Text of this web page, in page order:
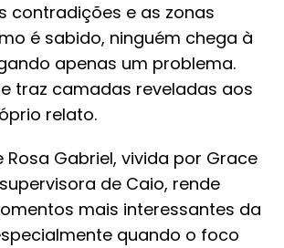
contradições e as zonas
é sabido, ninguém chega à
apenas um problema.
traz camadas reveladas aos
relato.
Rosa Gabriel, vivida por Grace
de Caio, rende
mais interessantes da
quando o foco